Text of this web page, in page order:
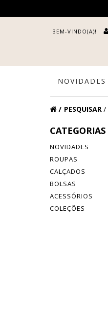
BEM-VINDO(A)!
NOVIDADES
PESQUISAR
CATEGORIAS
NOVIDADES
ROUPAS
CALÇADOS
BOLSAS
ACESSÓRIOS
COLEÇÕES